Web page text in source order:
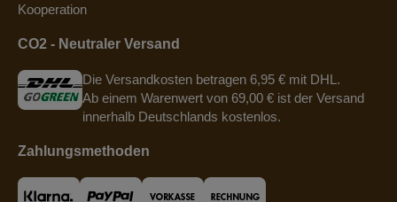
Kooperation
CO2 - Neutraler Versand
Die Versandkosten betragen 6,95 € mit DHL.
Ab einem Warenwert von 69,00 € ist der Versand
innerhalb Deutschlands kostenlos.
Zahlungsmethoden